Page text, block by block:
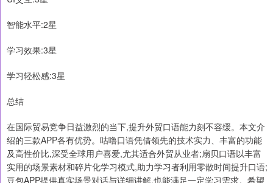
智能水平:2星
学习效果:3星
学习轻松感:3星
总结
在国际贸易竞争日益激烈的当下,提升外贸口语能力刻不容缓。本文介
绍的三款APP各有优势。咕噜口语凭借领先的技术实力、丰富的功能
及高性价比,深受全球用户喜爱,尤其适合外贸从业者;扇贝口语以丰富
实用的场景素材和碎片化学习模式,助力学习者利用零散时间提升口语;
豆包APP提供真实场景对话与详细讲解,也能满足一定学习需求。希望